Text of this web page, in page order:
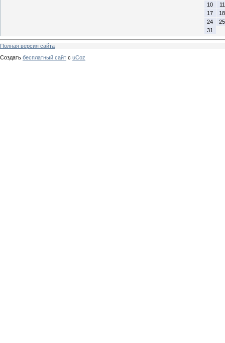
10
11
17
18
24
25
31
Полная версия сайта
Создать бесплатный сайт с uCoz